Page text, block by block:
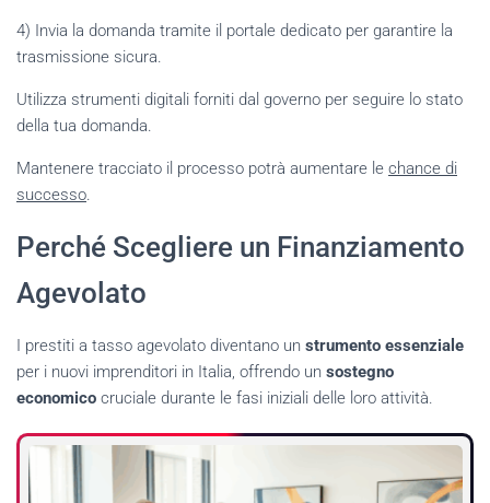
4) Invia la domanda tramite il portale dedicato per garantire la
trasmissione sicura.
Utilizza strumenti digitali forniti dal governo per seguire lo stato
della tua domanda.
Mantenere tracciato il processo potrà aumentare le chance di
successo.
Perché Scegliere un Finanziamento
Agevolato
I prestiti a tasso agevolato diventano un strumento essenziale
per i nuovi imprenditori in Italia, offrendo un sostegno
economico cruciale durante le fasi iniziali delle loro attività.